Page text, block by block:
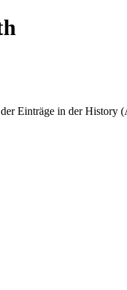
Einträge in der History